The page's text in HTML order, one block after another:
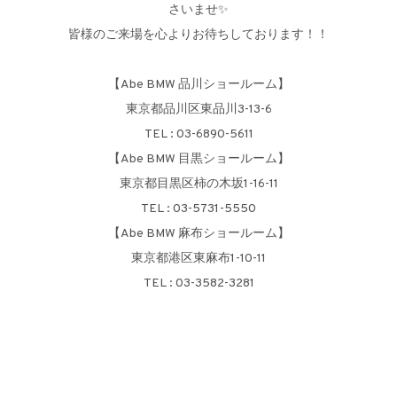
さいませ✨
皆様のご来場を心よりお待ちしております！！
【Abe BMW 品川ショールーム】
東京都品川区東品川3-13-6
TEL : 03-6890-5611
【Abe BMW 目黒ショールーム】
東京都目黒区柿の木坂1-16-11
TEL : 03-5731-5550
【Abe BMW 麻布ショールーム】
東京都港区東麻布1-10-11
TEL : 03-3582-3281